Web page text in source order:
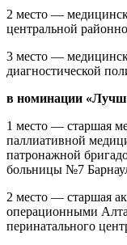
2 место —
центральной
3 место —
диагностической
в номинации
1 место — старшая
паллиативной
патронажной
больницы №7
2 место — старшая
операционными
перинатального